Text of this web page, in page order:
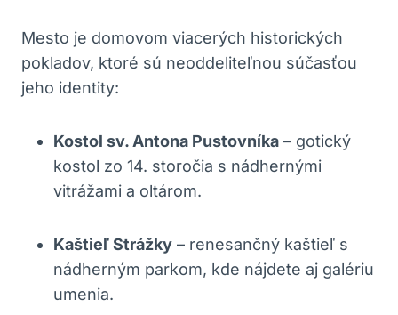
Mesto je domovom viacerých historických
pokladov, ktoré sú neoddeliteľnou súčasťou
jeho identity:
Kostol sv. Antona Pustovníka – gotický
kostol zo 14. storočia s nádhernými
vitrážami a oltárom.
Kaštieľ Strážky – renesančný kaštieľ s
nádherným parkom, kde nájdete aj galériu
umenia.